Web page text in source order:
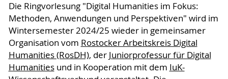
Die Ringvorlesung "Digital Humanities im Fokus:
Methoden, Anwendungen und Perspektiven" wird im
Wintersemester 2024/25 wieder in gemeinsamer
Organisation vom Rostocker Arbeitskreis Digital
Humanities (RosDH), der Juniorprofessur für Digital
Humanitiesund in Kooperation mit dem IuK-